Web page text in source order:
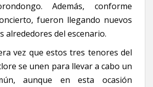
Además, conforme
fueron llegando nuevos
alrededores del escenario.
vez que estos tres tenores del
se unen para llevar a cabo un
aunque en esta ocasión